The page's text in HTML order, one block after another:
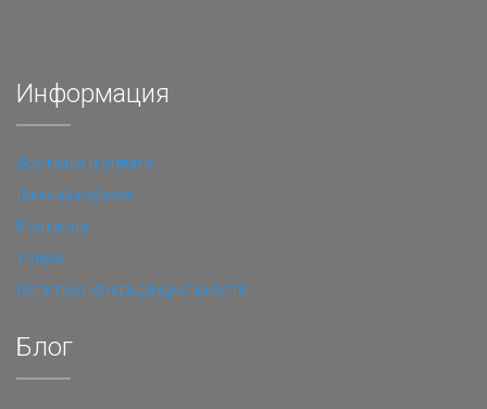
Информация
Доставка и оплата
Личный кабинет
Контакты
Услуги
Политика конфиденциальности
Блог